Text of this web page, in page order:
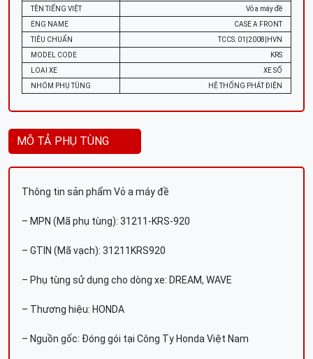
TÊN TIẾNG VIỆT
Vỏ a máy đề
ENG NAME
CASE A FRONT
TIÊU CHUẨN
TCCS: 01|2008|HVN
MODEL CODE
KRS
LOẠI XE
XE SỐ
NHÓM PHỤ TÙNG
HỆ THỐNG PHÁT ĐIỆN
MÔ TẢ PHỤ TÙNG
Thông tin sản phẩm Vỏ a máy đề
– MPN (Mã phụ tùng): 31211-KRS-920
– GTIN (Mã vạch): 31211KRS920
– Phụ tùng sử dụng cho dòng xe: DREAM, WAVE
– Thương hiệu: HONDA
– Nguồn gốc: Đóng gói tại Công Ty Honda Việt Nam